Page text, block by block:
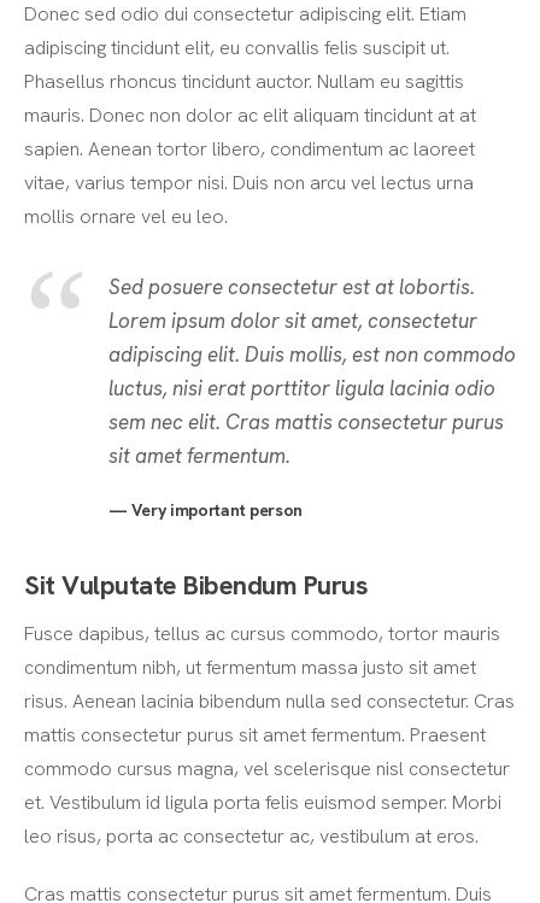
Donec sed odio dui consectetur adipiscing elit. Etiam
adipiscing tincidunt elit, eu convallis felis suscipit ut.
Phasellus rhoncus tincidunt auctor. Nullam eu sagittis
mauris. Donec non dolor ac elit aliquam tincidunt at at
sapien. Aenean tortor libero, condimentum ac laoreet
vitae, varius tempor nisi. Duis non arcu vel lectus urna
mollis ornare vel eu leo.
Sed posuere consectetur est at lobortis.
Lorem ipsum dolor sit amet, consectetur
adipiscing elit. Duis mollis, est non commodo
luctus, nisi erat porttitor ligula lacinia odio
sem nec elit. Cras mattis consectetur purus
sit amet fermentum.
Very important person
Sit Vulputate Bibendum Purus
Fusce dapibus, tellus ac cursus commodo, tortor mauris
condimentum nibh, ut fermentum massa justo sit amet
risus. Aenean lacinia bibendum nulla sed consectetur. Cras
mattis consectetur purus sit amet fermentum. Praesent
commodo cursus magna, vel scelerisque nisl consectetur
et. Vestibulum id ligula porta felis euismod semper. Morbi
leo risus, porta ac consectetur ac, vestibulum at eros.
Cras mattis consectetur purus sit amet fermentum. Duis